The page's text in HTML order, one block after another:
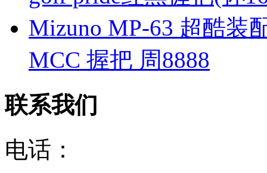
Mizuno MP-63 超酷装
MCC 握把 周8888
联系我们
电话：